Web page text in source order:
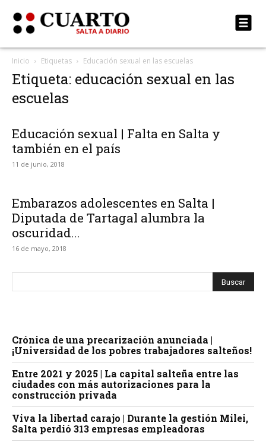
Inicio Etiquetas Educación sexual en las escuelas
Etiqueta: educación sexual en las
escuelas
Educación sexual | Falta en Salta y
también en el país
11 de junio, 2018
Embarazos adolescentes en Salta |
Diputada de Tartagal alumbra la
oscuridad...
16 de mayo, 2018
Crónica de una precarización anunciada |
¡Universidad de los pobres trabajadores salteños!
Entre 2021 y 2025 | La capital salteña entre las
ciudades con más autorizaciones para la
construcción privada
Viva la libertad carajo | Durante la gestión Milei,
Salta perdió 313 empresas empleadoras